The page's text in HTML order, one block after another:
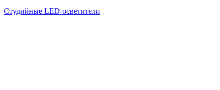
Студийные LED-осветители